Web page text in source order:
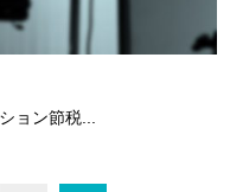
ョン節税...